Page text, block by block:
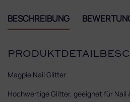
BESCHREIBUNG
Magpie Nail Glitter
Hochwertige Glitter, geeignet für Nail